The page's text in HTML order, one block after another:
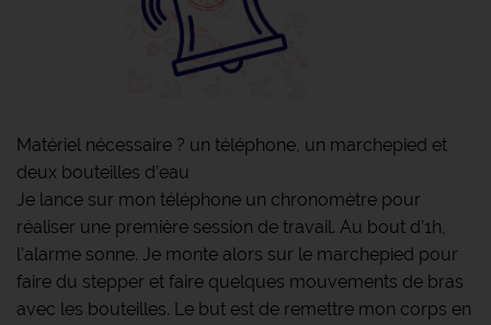
Matériel nécessaire ? un téléphone, un marchepied et
deux bouteilles d’eau
Je lance sur mon téléphone un chronomètre pour
réaliser une première session de travail. Au bout d’1h,
l’alarme sonne. Je monte alors sur le marchepied pour
faire du stepper et faire quelques mouvements de bras
avec les bouteilles. Le but est de remettre mon corps en